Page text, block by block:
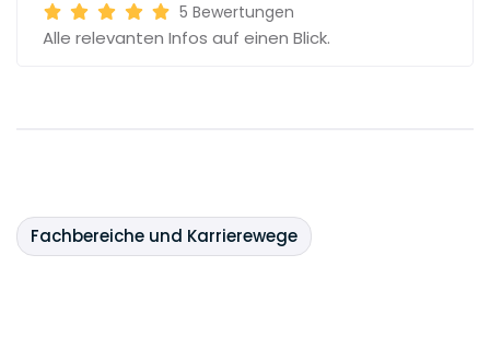
5 Bewertungen
Alle relevanten Infos auf einen Blick.
Fachbereiche und Karrierewege